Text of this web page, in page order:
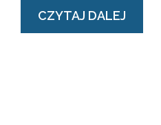
CZYTAJ DALEJ